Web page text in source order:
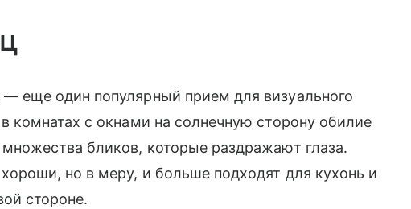
еще один популярный прием для визуального
комнатах с окнами на солнечную сторону обилие
бликов, которые раздражают глаза.
но в меру, и больше подходят для кухонь и
стороне.